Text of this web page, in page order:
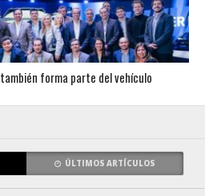
forma parte del vehículo
ÚLTIMOS ARTÍCULOS